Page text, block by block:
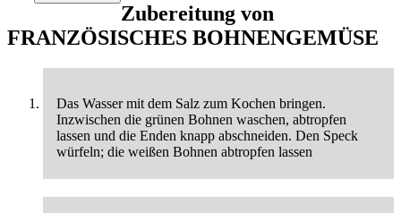
Zubereitung von
FRANZÖSISCHES BOHNENGEMÜSE
Das Wasser mit dem Salz zum Kochen bringen.
Inzwischen die grünen Bohnen waschen, abtropfen
lassen und die Enden knapp abschneiden. Den Speck
würfeln; die weißen Bohnen abtropfen lassen